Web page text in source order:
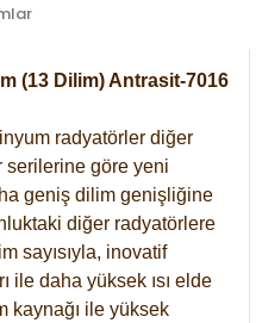
(13 Dilim) Antrasit-7016
radyatörler diğer
serilerine göre yeni
geniş dilim genişliğine
diğer radyatörlere
sayısıyla, inovatif
ile daha yüksek ısı elde
kaynağı ile yüksek